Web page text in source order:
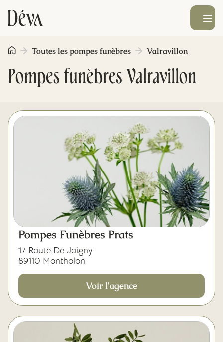
Obsèques
Prévoyance
Monument funéraire
Livraison de fleurs
Mes dernières volontés
Ouvrir le
Pompes funèbres Valravillon
Toutes les pompes funèbres Valravillon
Pompes Funèbres Prats
17 Route De Joigny
89110 Montholon
Voir l'agence